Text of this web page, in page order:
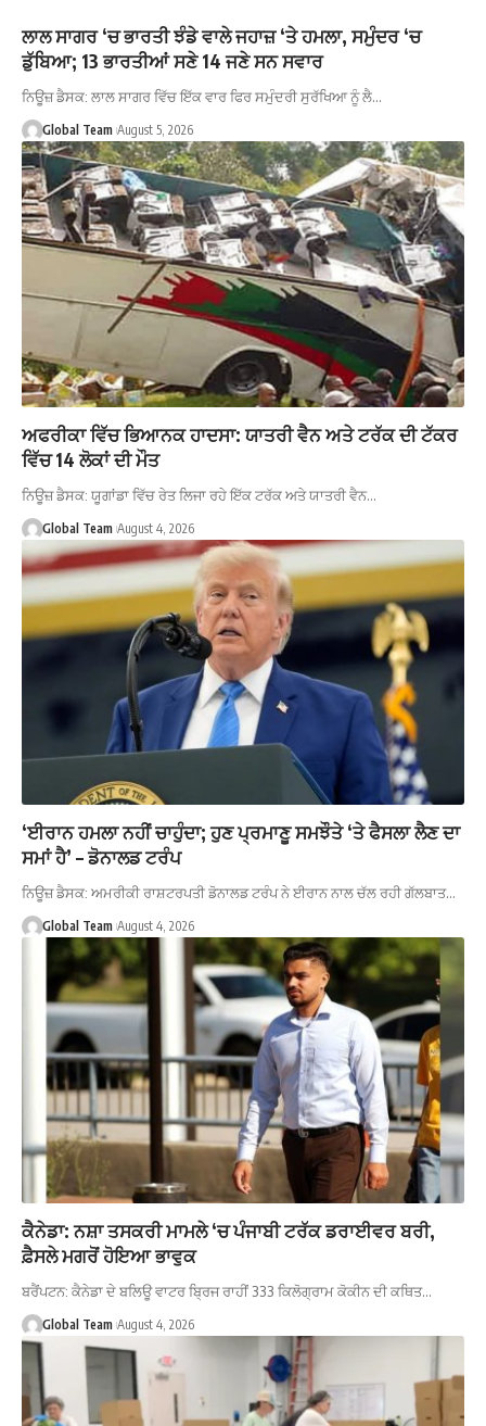
ਲਾਲ ਸਾਗਰ ‘ਚ ਭਾਰਤੀ ਝੰਡੇ ਵਾਲੇ ਜਹਾਜ਼ ‘ਤੇ ਹਮਲਾ, ਸਮੁੰਦਰ ‘ਚ
ਡੁੱਬਿਆ; 13 ਭਾਰਤੀਆਂ ਸਣੇ 14 ਜਣੇ ਸਨ ਸਵਾਰ
ਨਿਊਜ਼ ਡੈਸਕ: ਲਾਲ ਸਾਗਰ ਵਿੱਚ ਇੱਕ ਵਾਰ ਫਿਰ ਸਮੁੰਦਰੀ ਸੁਰੱਖਿਆ ਨੂੰ ਲੈ…
Global Team August 5, 2026
ਅਫਰੀਕਾ ਵਿੱਚ ਭਿਆਨਕ ਹਾਦਸਾ: ਯਾਤਰੀ ਵੈਨ ਅਤੇ ਟਰੱਕ ਦੀ ਟੱਕਰ
ਵਿੱਚ 14 ਲੋਕਾਂ ਦੀ ਮੌਤ
ਨਿਊਜ਼ ਡੈਸਕ: ਯੂਗਾਂਡਾ ਵਿੱਚ ਰੇਤ ਲਿਜਾ ਰਹੇ ਇੱਕ ਟਰੱਕ ਅਤੇ ਯਾਤਰੀ ਵੈਨ…
Global Team August 4, 2026
‘ਈਰਾਨ ਹਮਲਾ ਨਹੀਂ ਚਾਹੁੰਦਾ; ਹੁਣ ਪ੍ਰਮਾਣੂ ਸਮਝੌਤੇ ‘ਤੇ ਫੈਸਲਾ ਲੈਣ ਦਾ
ਸਮਾਂ ਹੈ’ – ਡੋਨਾਲਡ ਟਰੰਪ
ਨਿਊਜ਼ ਡੈਸਕ: ਅਮਰੀਕੀ ਰਾਸ਼ਟਰਪਤੀ ਡੋਨਾਲਡ ਟਰੰਪ ਨੇ ਈਰਾਨ ਨਾਲ ਚੱਲ ਰਹੀ ਗੱਲਬਾਤ…
Global Team August 4, 2026
ਕੈਨੇਡਾ: ਨਸ਼ਾ ਤਸਕਰੀ ਮਾਮਲੇ ‘ਚ ਪੰਜਾਬੀ ਟਰੱਕ ਡਰਾਈਵਰ ਬਰੀ,
ਫ਼ੈਸਲੇ ਮਗਰੋਂ ਹੋਇਆ ਭਾਵੁਕ
ਬਰੈਂਪਟਨ: ਕੈਨੇਡਾ ਦੇ ਬਲਿਊ ਵਾਟਰ ਬ੍ਰਿਜ ਰਾਹੀਂ 333 ਕਿਲੋਗ੍ਰਾਮ ਕੋਕੀਨ ਦੀ ਕਥਿਤ…
Global Team August 4, 2026